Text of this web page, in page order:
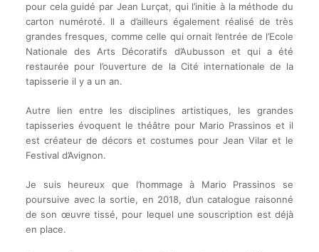
pour cela guidé par Jean Lurçat, qui l’initie à la méthode du
carton numéroté. Il a d’ailleurs également réalisé de très
grandes fresques, comme celle qui ornait l’entrée de l’Ecole
Nationale des Arts Décoratifs d’Aubusson et qui a été
restaurée pour l’ouverture de la Cité internationale de la
tapisserie il y a un an.
Autre lien entre les disciplines artistiques, les grandes
tapisseries évoquent le théâtre pour Mario Prassinos et il
est créateur de décors et costumes pour Jean Vilar et le
Festival d’Avignon.
Je suis heureux que l’hommage à Mario Prassinos se
poursuive avec la sortie, en 2018, d’un catalogue raisonné
de son œuvre tissé, pour lequel une souscription est déjà
en place.